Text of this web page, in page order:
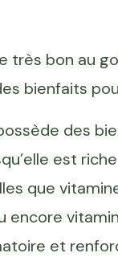
très bon au
bienfaits
des
est
que
encore
et